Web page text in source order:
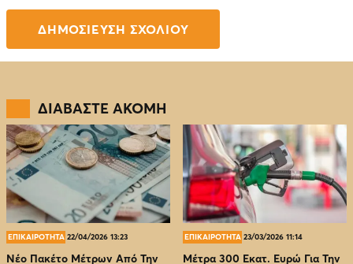
ΔΙΑΒΑΣΤΕ ΑΚΟΜΗ
ΕΠΙΚΑΙΡΟΤΗΤΑ 22/04/2026 13:23
Νέο Πακέτο Μέτρων Από Την
ΕΠΙΚΑΙΡΟΤΗΤΑ 23/03/2026 11:14
Μέτρα 300 Εκατ. Ευρώ Για Την